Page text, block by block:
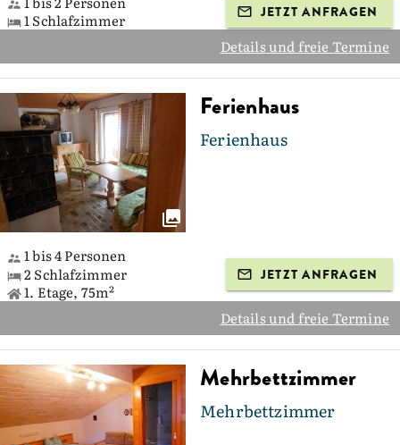
1 Schlafzimmer
JETZT ANFRAGEN
Details und freie Termine
Ferienhaus
Ferienhaus
1 bis 4 Personen
2 Schlafzimmer
1. Etage, 75m²
JETZT ANFRAGEN
Details und freie Termine
Mehrbettzimmer
Mehrbettzimmer